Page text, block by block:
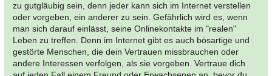
zu gutgläubig sein, denn jeder kann sich im Internet verstellen
oder vorgeben, ein anderer zu sein. Gefährlich wird es, wenn
man sich darauf einlässt, seine Onlinekontakte im "realen"
Leben zu treffen. Denn im Internet gibt es auch bösartige und
gestörte Menschen, die dein Vertrauen missbrauchen oder
andere Interessen verfolgen, als sie vorgeben. Vertraue dich